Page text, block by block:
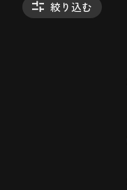
絞り込む